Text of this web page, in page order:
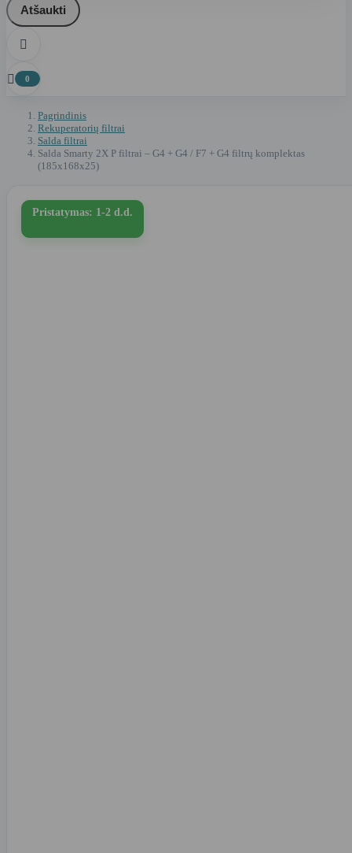
Atšaukti

 0
Pagrindinis
Rekuperatorių filtrai
Salda filtrai
Salda Smarty 2X P filtrai – G4 + G4 / F7 + G4 filtrų komplektas
(185x168x25)
Pristatymas: 1-2 d.d.